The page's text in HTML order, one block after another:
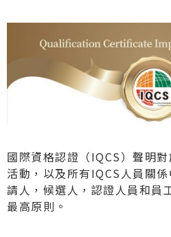
國際資格認證（IQCS）聲明
活動，以及所有IQCS人員關
請人，候選人，認證人員和員
最高原則。